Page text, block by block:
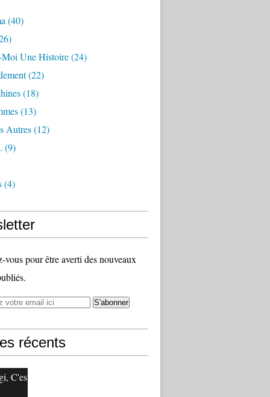
(40)
Moi Une Histoire(24)
(22)
(18)
(13)
Autres(12)
(9)
(4)
vous pour être averti des nouveaux
récents
C'est